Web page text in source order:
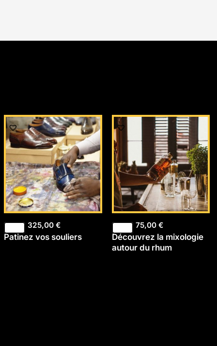
325,00€
Patinez vos souliers
75,00 €
Découvrez la mixologie
autour du rhum